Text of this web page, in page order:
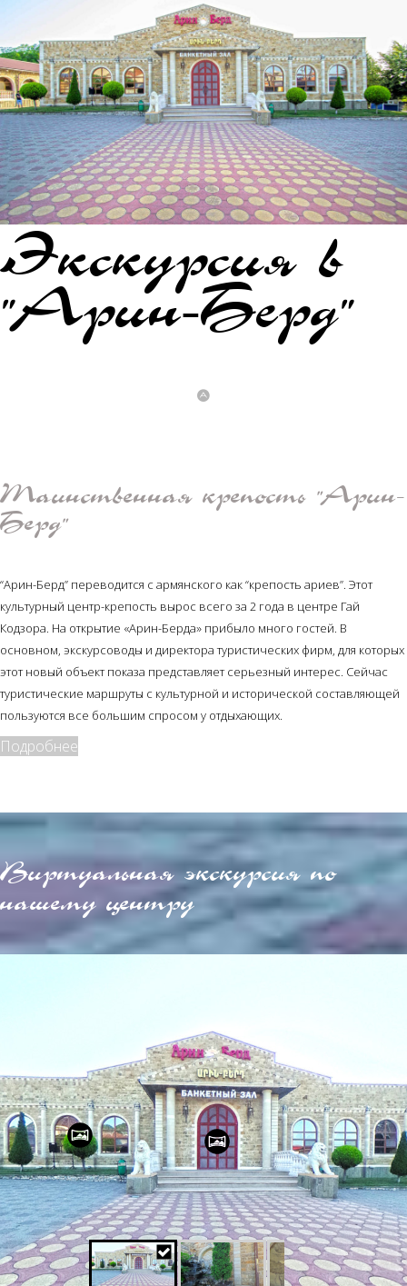
Экскурсия в
"Арин-Берд"
Таинственная крепость "Арин-
Берд"
“Арин-Берд” переводится с армянского как “крепость ариев”. Этот
культурный центр-крепость вырос всего за 2 года в центре Гай
Кодзора. На открытие «Арин-Берда» прибыло много гостей. В
основном, экскурсоводы и директора туристических фирм, для которых
этот новый объект показа представляет серьезный интерес. Сейчас
туристические маршруты с культурной и исторической составляющей
пользуются все большим спросом у отдыхающих.
Подробнее
Виртуальная экскурсия по
нашему центру